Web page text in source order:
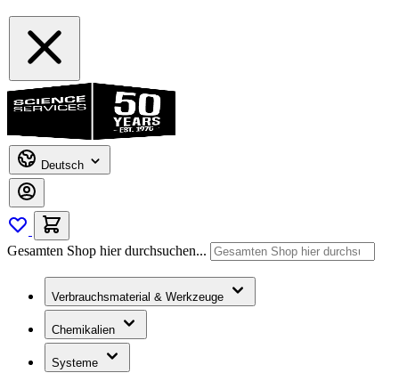
Deutsch
Gesamten Shop hier durchsuchen...
Verbrauchsmaterial & Werkzeuge
Chemikalien
Systeme